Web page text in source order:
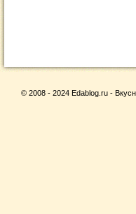
© 2008 - 2024 Edablog.ru -